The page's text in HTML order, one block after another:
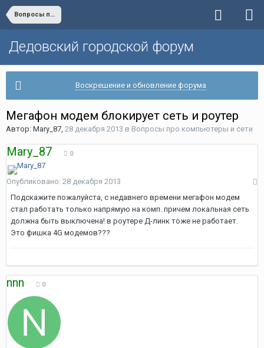
Вопросы про компьютеры и сети
Дедовский городской форум
Воскрешение и обновление форума
Мегафон модем блокирует сеть и роутер
Автор: Mary_87, 28 декабря 2013 в Вопросы про компьютеры и сети
Mary_87 0
Опубликовано: 28 декабря 2013
Подскажите пожалуйста, с недавнего времени мегафон модем
стал работать только напрямую на комп. причем локальная сеть
должна быть выключена! в роутере Д-линк тоже не работает.
Это фишка 4G модемов???
nnn 0